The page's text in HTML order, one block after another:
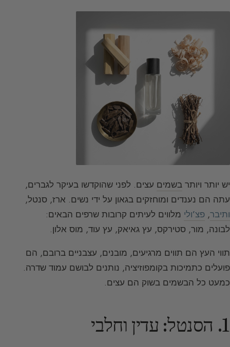
יש יותר ויותר בשמים עצים. לפני שהוקדשו בעיקר לגברים,
עתה הם נענדים ומוחזקים בגאון על ידי נשים. ארז, סנטל,
ותיבר, פצ’ולי מלווים לעיתים קרובות שרפים הבאים:
לבונה, מור, סטירקס, עץ גאיאק, עץ עוד, מוס אלון.
תווי העץ הם תווים מרגיעים, מובנים, עצבניים ברובם, הם
פועלים כתמיכות בקומפוזיציה, נותנים לבושם עמוד שדרה.
כמעט כל הבשמים בשוק הם עצים.
1. הסנטל: עדין וחלבי